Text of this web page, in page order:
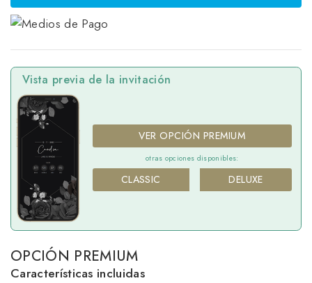
Vista previa de la invitación
VER OPCIÓN PREMIUM
otras opciones disponibles:
CLASSIC DELUXE
OPCIÓN PREMIUM
Características incluidas